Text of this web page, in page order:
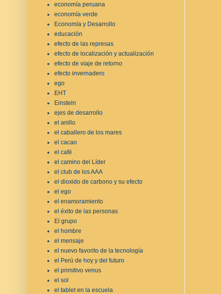
economía peruana
economía verde
Economía y Desarrollo
educación
efecto de las represas
efecto de localización y actualización
efecto de viaje de retorno
efecto invernadero
ego
EHT
Einstein
ejes de desarrollo
el anillo
el caballero de los mares
el cacao
el café
el camino del Líder
el club de los AAA
el dioxido de carbono y su efecto
el ego
el enamoramiento
el éxito de las personas
El grupo
el hombre
el mensaje
el nuevo favorito de la tecnología
el Perú de hoy y del futuro
el primitivo venus
el sol
el tablet en la escuela